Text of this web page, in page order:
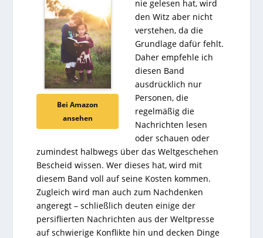
Bei Amazon
ansehen
nie gelesen hat, wird
den Witz aber nicht
verstehen, da die
Grundlage dafür fehlt.
Daher empfehle ich
diesen Band
ausdrücklich nur
Personen, die
regelmäßig die
Nachrichten lesen
oder schauen oder
zumindest halbwegs über das Weltgeschehen
Bescheid wissen. Wer dieses hat, wird mit
diesem Band voll auf seine Kosten kommen.
Zugleich wird man auch zum Nachdenken
angeregt – schließlich deuten einige der
persiflierten Nachrichten aus der Weltpresse
auf schwierige Konflikte hin und decken Dinge